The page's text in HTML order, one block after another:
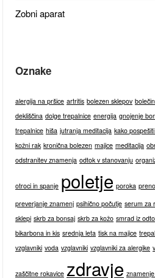
Zobni aparat
Oznake
alergija na pršice artritis bolezen sklepov
dekliščina dolge trepalnice energija gnojenje
trepalnice hiša jutranja meditacija kako
kožni rak kronična bolezen majice meditacija
odstranitev znamenja odtok v stanovanju
otroci in spanje poletje poroka
preverjanje znamenj psihično počutje serum za
sklepi skrb za bonsaj skrb za kožo smrad iz
bikarbona in kis srednja leta tisk na majice
vzglavniki voda vzglavniki vzglavniki za alergike
zaščitne rokavice zdravje